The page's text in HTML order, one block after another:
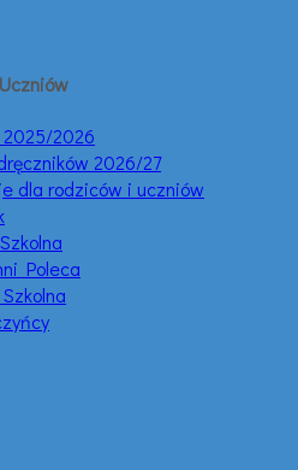
2025/2026
2026/27
dla rodziców i uczniów
Poleca